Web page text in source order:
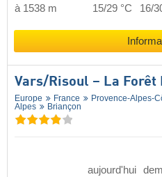
à 1538 m
15/29 °C 16/
Vars/​Risoul – La Forêt
Europe France Provence-Alpes-
Alpes
Briançon
aujourd'hui